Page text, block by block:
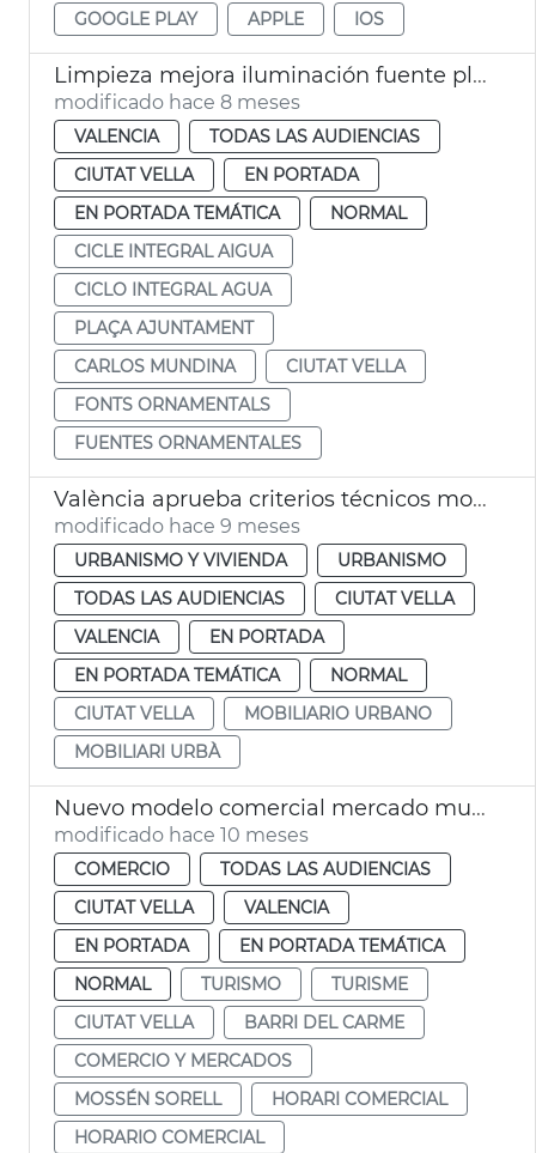
GOOGLE PLAY APPLE IOS
Limpieza mejora iluminación fuente plaza Ajuntament
modificado hace 8 meses
VALENCIA
TODAS LAS AUDIENCIAS
CIUTAT VELLA
EN PORTADA
EN PORTADA TEMÁTICA
NORMAL
CICLE INTEGRAL AIGUA
CICLO INTEGRAL AGUA
PLAÇA AJUNTAMENT
CARLOS MUNDINA
CIUTAT VELLA
FONTS ORNAMENTALS
FUENTES ORNAMENTALES
València aprueba criterios técnicos mobiliario urbano Ciutat Vella
modificado hace 9 meses
URBANISMO Y VIVIENDA
URBANISMO
TODAS LAS AUDIENCIAS
CIUTAT VELLA
VALENCIA
EN PORTADA
EN PORTADA TEMÁTICA
NORMAL
CIUTAT VELLA
MOBILIARIO URBANO
MOBILIARI URBÀ
Nuevo modelo comercial mercado municipal Mossén Sorell València
modificado hace 10 meses
COMERCIO
TODAS LAS AUDIENCIAS
CIUTAT VELLA
VALENCIA
EN PORTADA
EN PORTADA TEMÁTICA
NORMAL
TURISMO
TURISME
CIUTAT VELLA
BARRI DEL CARME
COMERCIO Y MERCADOS
MOSSÉN SORELL
HORARI COMERCIAL
HORARIO COMERCIAL